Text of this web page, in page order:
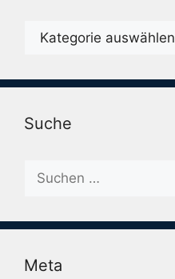
Karegorien
Suche
nach:
Meta